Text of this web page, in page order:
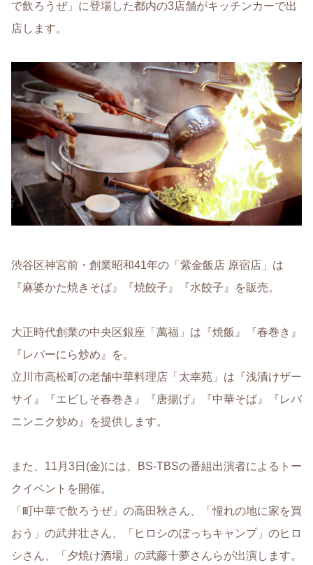
で飲ろうぜ」に登場した都内の3店舗がキッチンカーで出
店します。
渋谷区神宮前・創業昭和41年の「紫金飯店 原宿店」は
『麻婆かた焼きそば』『焼餃子』『水餃子』を販売。
大正時代創業の中央区銀座「萬福」は『焼飯』『春巻き』
『レバーにら炒め』を。
立川市高松町の老舗中華料理店「太幸苑」は『浅漬けザー
サイ』『エビしそ春巻き』『唐揚げ』『中華そば』『レバ
ニンニク炒め』を提供します。
また、11月3日(金)には、BS-TBSの番組出演者によるトー
クイベントを開催。
「町中華で飲ろうぜ」の高田秋さん、「憧れの地に家を買
おう」の武井壮さん、「ヒロシのぼっちキャンプ」のヒロ
シさん、「夕焼け酒場」の武藤十夢さんらが出演します。